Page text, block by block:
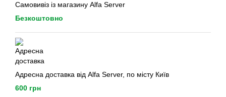
Самовивіз із магазину Alfa Server
Безкоштовно
Адресна доставка від Alfa Server, по місту Київ
600 грн